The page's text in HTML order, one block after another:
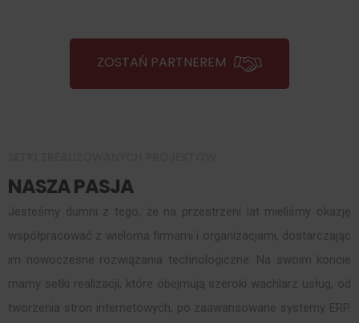
ZOSTAŃ PARTNEREM
NASZA PASJA
Jesteśmy dumni z tego, że na przestrzeni lat mieliśmy okazję
współpracować z wieloma firmami i organizacjami, dostarczając
im nowoczesne rozwiązania technologiczne. Na swoim koncie
mamy setki realizacji, które obejmują szeroki wachlarz usług, od
tworzenia stron internetowych, po zaawansowane systemy ERP.